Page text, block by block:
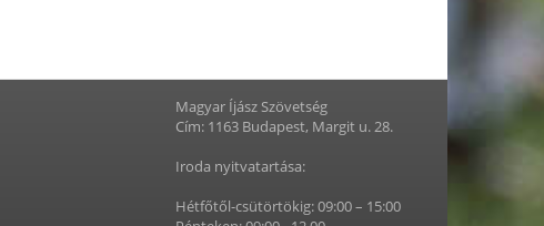
Magyar Íjász Szövetség
Cím: 1163 Budapest, Margit u. 28.
Iroda nyitvatartása:
Hétfőtől-csütörtökig: 09:00 – 15:00